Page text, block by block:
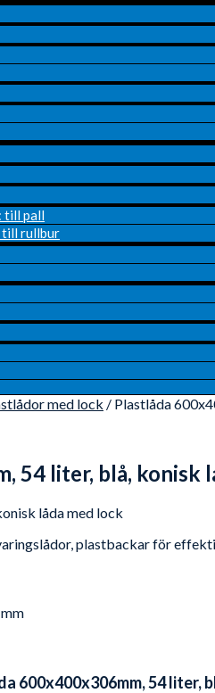
till pall
till rullbur
med lock / Plastlåda
54 liter, blå, konisk
låda med lock
plastbackar för
600x400x306mm, 54 liter,